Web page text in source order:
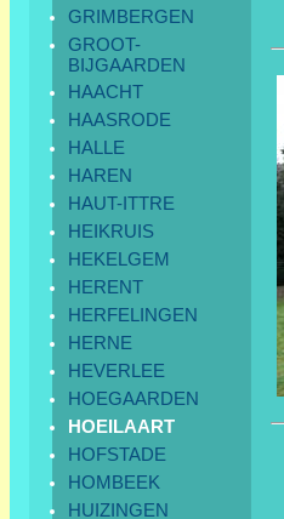
GRIMBERGEN
GROOT-
BIJGAARDEN
HAACHT
HAASRODE
HALLE
HAREN
HAUT-ITTRE
HEIKRUIS
HEKELGEM
HERENT
HERFELINGEN
HERNE
HEVERLEE
HOEGAARDEN
HOEILAART
HOFSTADE
HOMBEEK
HUIZINGEN